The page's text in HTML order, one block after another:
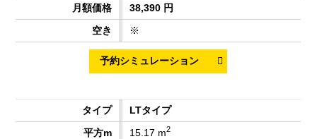
38,390 円
※
LTタイプ
15.17 m2